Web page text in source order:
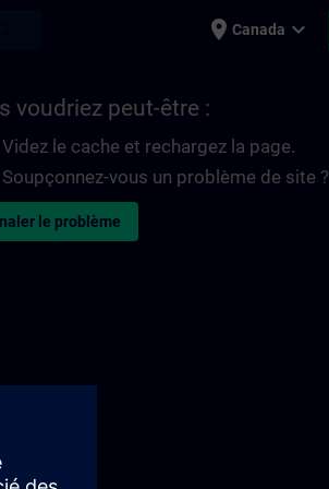
place Canada expand_more
voudriez peut-être :
Videz le cache et rechargez la page.
Soupçonnez-vous un problème de site ?
le problème